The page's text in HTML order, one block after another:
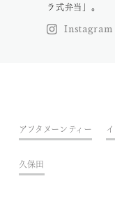
ラ式弁当」。
Instagram
アフタヌーンティー
久保田